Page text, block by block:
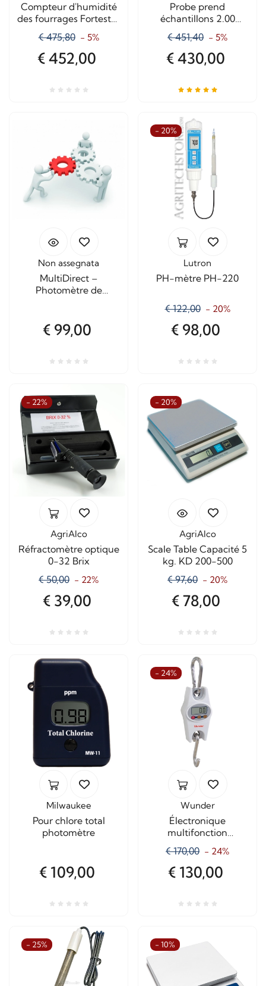
Compteur d'humidité
des fourrages Fortester
200
€ 475,80 - 5%
€ 452,00
Probe prend
échantillons 2.00
Mètres
€ 451,40 - 5%
€ 430,00
Non assegnata
MultiDirect –
Photomètre de
l'analyse de l'eau
€ 99,00
- 20%
Lutron
PH-mètre PH-220
€ 122,00 - 20%
€ 98,00
- 22%
AgriAlco
Réfractomètre optique
0-32 Brix
€ 50,00 - 22%
€ 39,00
- 20%
AgriAlco
Scale Table Capacité 5
kg. KD 200-500
€ 97,60 - 20%
€ 78,00
Milwaukee
Pour chlore total
photomètre
€ 109,00
- 24%
Wunder
Électronique
multifonction
Capacité Kg. 20
€ 170,00 - 24%
€ 130,00
- 25% - 10%